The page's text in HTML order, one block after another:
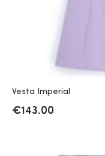
Vesta Imperial
€143.00